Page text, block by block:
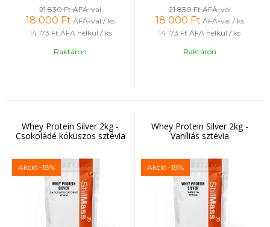
21 830 FtÁFÁ-val
18 000 Ft ÁFÁ-val / ks
14 173 Ft ÁFA nélkül / ks
Raktáron
21 830 FtÁFÁ-val
18 000 Ft ÁFÁ-val / ks
14 173 Ft ÁFA nélkül / ks
Raktáron
Whey Protein Silver 2kg -
Csokoládé kókuszos sztévia
Akció -18%
Whey Protein Silver 2kg -
Vaníliás sztévia
Akció -18%